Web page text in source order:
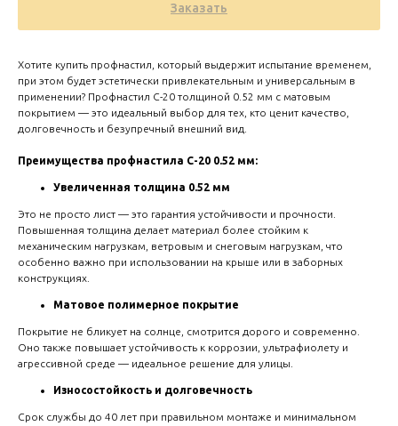
Zero
create your
block from
Заказать
Хотите купить профнастил, который выдержит испытание временем,
при этом будет эстетически привлекательным и универсальным в
применении? Профнастил С-20 толщиной 0.52 мм с матовым
покрытием — это идеальный выбор для тех, кто ценит качество,
долговечность и безупречный внешний вид.
Преимущества профнастила С-20 0.52 мм:
Увеличенная толщина 0.52 мм
Это не просто лист — это гарантия устойчивости и прочности.
Повышенная толщина делает материал более стойким к
механическим нагрузкам, ветровым и снеговым нагрузкам, что
особенно важно при использовании на крыше или в заборных
конструкциях.
Матовое полимерное покрытие
Покрытие не бликует на солнце, смотрится дорого и современно.
Оно также повышает устойчивость к коррозии, ультрафиолету и
агрессивной среде — идеальное решение для улицы.
Износостойкость и долговечность
Срок службы до 40 лет при правильном монтаже и минимальном